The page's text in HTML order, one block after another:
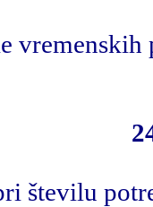
številu